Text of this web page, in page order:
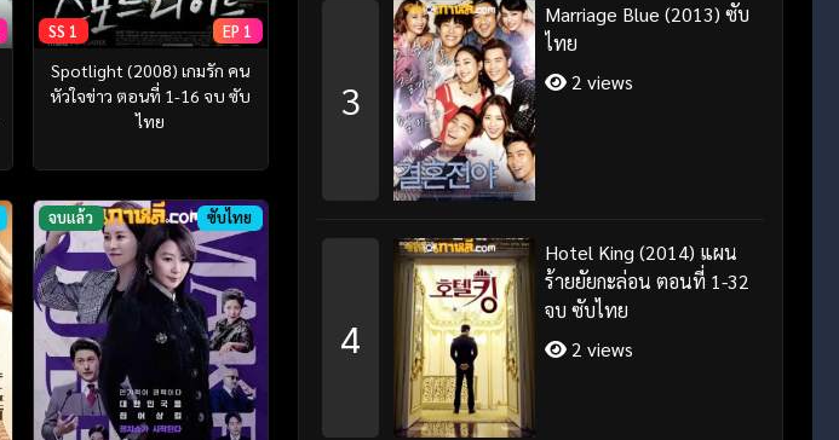
SS 1 EP 1
Spotlight (2008) เกมรัก คน
หัวใจข่าว ตอนที่ 1-16 จบ ซับ
ไทย
จบแล้ว ซับไทย
3
Marriage Blue (2013) ซับ
ไทย
2 views
4
Hotel King (2014) แผน
ร้ายยัยกะล่อน ตอนที่ 1-32
จบ ซับไทย
2 views